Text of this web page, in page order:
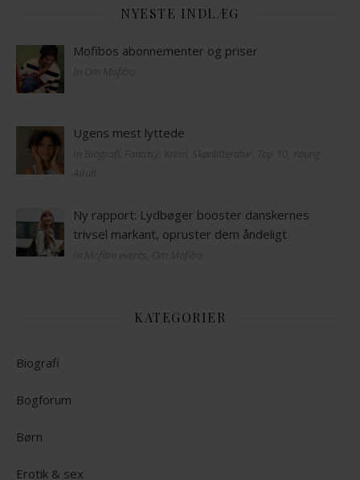
NYESTE INDLÆG
Mofibos abonnementer og priser
Ugens mest lyttede
Ny rapport: Lydbøger booster danskernes
trivsel markant, opruster dem åndeligt
KATEGORIER
Biografi
Bogforum
Børn
Erotik & sex